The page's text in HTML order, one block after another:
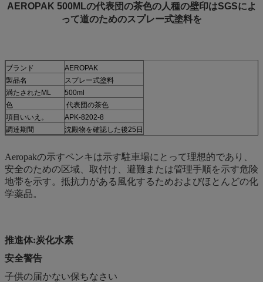
AEROPAK 500MLの代表団の茶色の人種の壁印はSGSによ
って道のためのスプレー式塗料を
ブランド
AEROPAK
製品名
スプレー式塗料
満たされたML
500ml
色
代表団の茶色
項目いいえ。
APK-8202-8
調達期間
沈殿物を確認した後25日
Aeropakの示すペンキは示す駐車場にとって理想的であり、
安全のための区域、取付け、避難または管理手順を示す危険
地帯を示す。抵抗力がある風化するためおよびほとんどの化
学薬品。
推進体:炭化水素
安全警告
子供の届かない保ちなさい